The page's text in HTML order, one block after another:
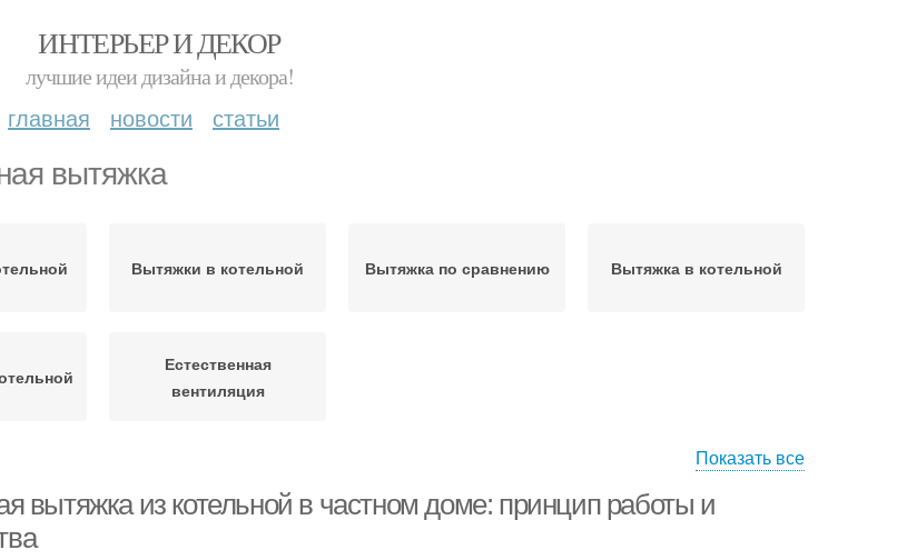
ИНТЕРЬЕР И ДЕКОР
лучшие идеи дизайна и декора!
главная новости статьи
вытяжка
Вытяжки в котельной Вытяжка по сравнению Вытяжка в котельной
Естественная
вентиляция
Показать все
вытяжка из котельной в частном доме: принцип работы и